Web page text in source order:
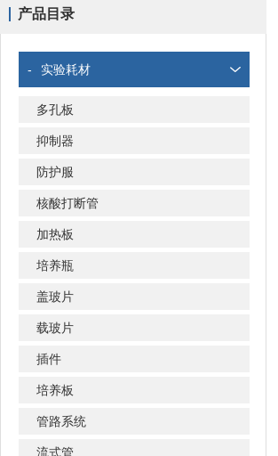
产品目录
- 实验耗材
多孔板
抑制器
防护服
核酸打断管
加热板
培养瓶
盖玻片
载玻片
插件
培养板
管路系统
流式管